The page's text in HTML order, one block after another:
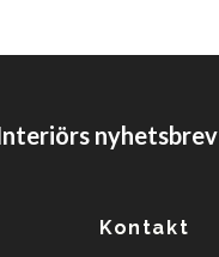
nyhetsbrev
Kontakt